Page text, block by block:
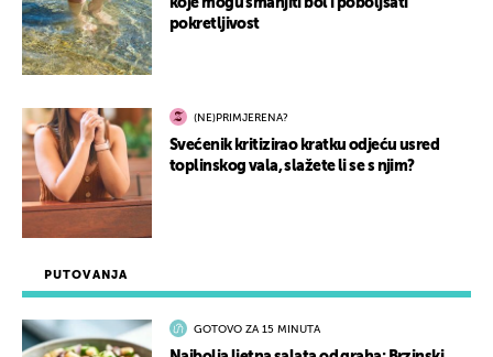
PUTOVANJA
GOTOVO ZA 15 MINUTA
koje mogu smanjiti bol i poboljšati
pokretljivost
(NE)PRIMJERENA?
Svećenik kritizirao kratku odjeću usred
toplinskog vala, slažete li se s njim?